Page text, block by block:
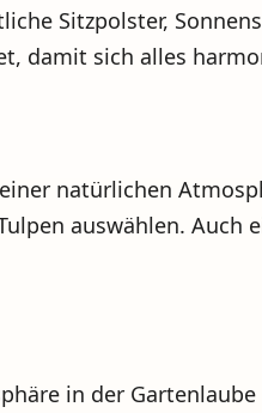
Sitzpolster,
damit sich alles
natürlichen
auswählen.
in der